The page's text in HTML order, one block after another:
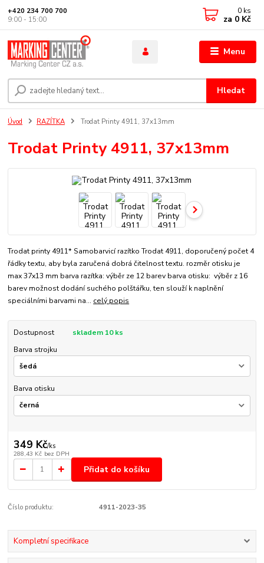
Menu
Hledat
+420 234 700 700
9:00 - 15:00
0 ks
za 0 Kč
Úvod RAZÍTKA Trodat Printy 4911, 37x13mm
Trodat Printy 4911, 37x13mm
Trodat printy 4911* Samobarvicí razítko Trodat 4911, doporučený počet 4
řádky textu, aby byla zaručená dobrá čitelnost textu. rozměr otisku je
max 37x13 mm barva razítka: výběr ze 12 barev barva otisku: výběr z 16
barev možnost dodání suchého polštářku, ten slouží k naplnění
speciálními barvami na... celý popis
Dostupnost
skladem 10 ks
Barva strojku
Barva otisku
349 Kč/ks
288,43 Kč bez DPH
Přidat do košíku
Číslo produktu: 4911-2023-35
Kompletní specifikace